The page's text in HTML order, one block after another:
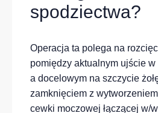
spodziectwa?
Operacja ta polega na
pomiędzy aktualnym ujście
a docelowym na szczycie
zamknięciem z
cewki moczowej łączącej w/